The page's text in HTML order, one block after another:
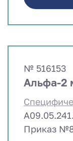
№ 516153
Альфа-2
Приказ